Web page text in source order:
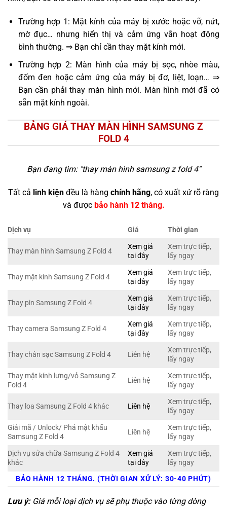
Trường hợp 1: Mặt kính của máy bị xước hoặc vỡ, nứt,
mờ đục… nhưng hiển thị và cảm ứng vẫn hoạt động
bình thường. ⇒ Bạn chỉ cần thay mặt kính mới.
Trường hợp 2: Màn hình của máy bị sọc, nhòe màu,
đốm đen hoặc cảm ứng của máy bị đơ, liệt, loạn… ⇒
Bạn cần phải thay màn hình mới. Màn hình mới đã có
sẵn mặt kính ngoài.
BẢNG GIÁ THAY MÀN HÌNH SAMSUNG Z
FOLD 4
Bạn đang tìm: "thay màn hình samsung z fold 4"
Tất cả linh kiện đều là hàng chính hãng, có xuất xứ rõ ràng
và được bảo hành 12 tháng.
Dịch vụ Giá Thời gian
Thay màn hình Samsung Z Fold 4
Xem giá
tại đây
Xem trực tiếp,
lấy ngay
Thay mặt kính Samsung Z Fold 4
Xem giá
tại đây
Xem trực tiếp,
lấy ngay
Thay pin Samsung Z Fold 4
Xem giá
tại đây
Xem trực tiếp,
lấy ngay
Thay camera Samsung Z Fold 4
Xem giá
tại đây
Xem trực tiếp,
lấy ngay
Thay chân sạc Samsung Z Fold 4 Liên hệ
Xem trực tiếp,
lấy ngay
Thay mặt kính lưng/vỏ Samsung Z
Fold 4
Liên hệ
Xem trực tiếp,
lấy ngay
Thay loa Samsung Z Fold 4 khác Liên hệ
Xem trực tiếp,
lấy ngay
Giải mã / Unlock/ Phá mật khẩu
Samsung Z Fold 4
Liên hệ
Xem trực tiếp,
lấy ngay
Dịch vụ sửa chữa Samsung Z Fold 4
khác
Xem giá
tại đây
Xem trực tiếp,
lấy ngay
BẢO HÀNH 12 THÁNG. (THỜI GIAN XỬ LÝ: 30-40 PHÚT)
Lưu ý:Giá mỗi loại dịch vụ sẽ phụ thuộc vào từng dòng